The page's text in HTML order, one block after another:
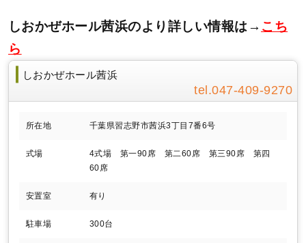
しおかぜホール茜浜のより詳しい情報は→ こち
ら
しおかぜホール茜浜
047-409-9270
所在地 千葉県習志野市茜浜3丁目7番6号
式場
4式場 第一90席 第二60席 第三90席 第四
60席
安置室 有り
駐車場 300台